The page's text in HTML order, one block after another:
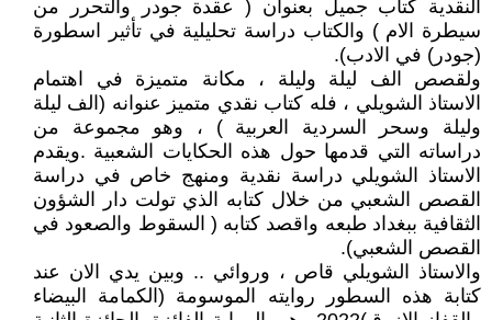
النقدية كتاب جميل بعنوان ( عقدة جودر والتحرر من
سيطرة الام ) والكتاب دراسة تحليلية في تأثير اسطورة
(جودر) في الادب).
ولقصص الف ليلة وليلة ، مكانة متميزة في اهتمام
الاستاذ الشويلي ، فله كتاب نقدي متميز عنوانه (الف ليلة
وليلة وسحر السردية العربية ) ، وهو مجموعة من
دراساته التي قدمها حول هذه الحكايات الشعبية .ويقدم
الاستاذ الشويلي دراسة نقدية ومنهج خاص في دراسة
القصص الشعبي من خلال كتابه الذي تولت دار الشؤون
الثقافية ببغداد طبعه واقصد كتابه ( السقوط والصعود في
القصص الشعبي).
والاستاذ الشويلي قاص ، وروائي .. وبين يدي الان عند
كتابة هذه السطور روايته الموسومة (الكمامة البيضاء